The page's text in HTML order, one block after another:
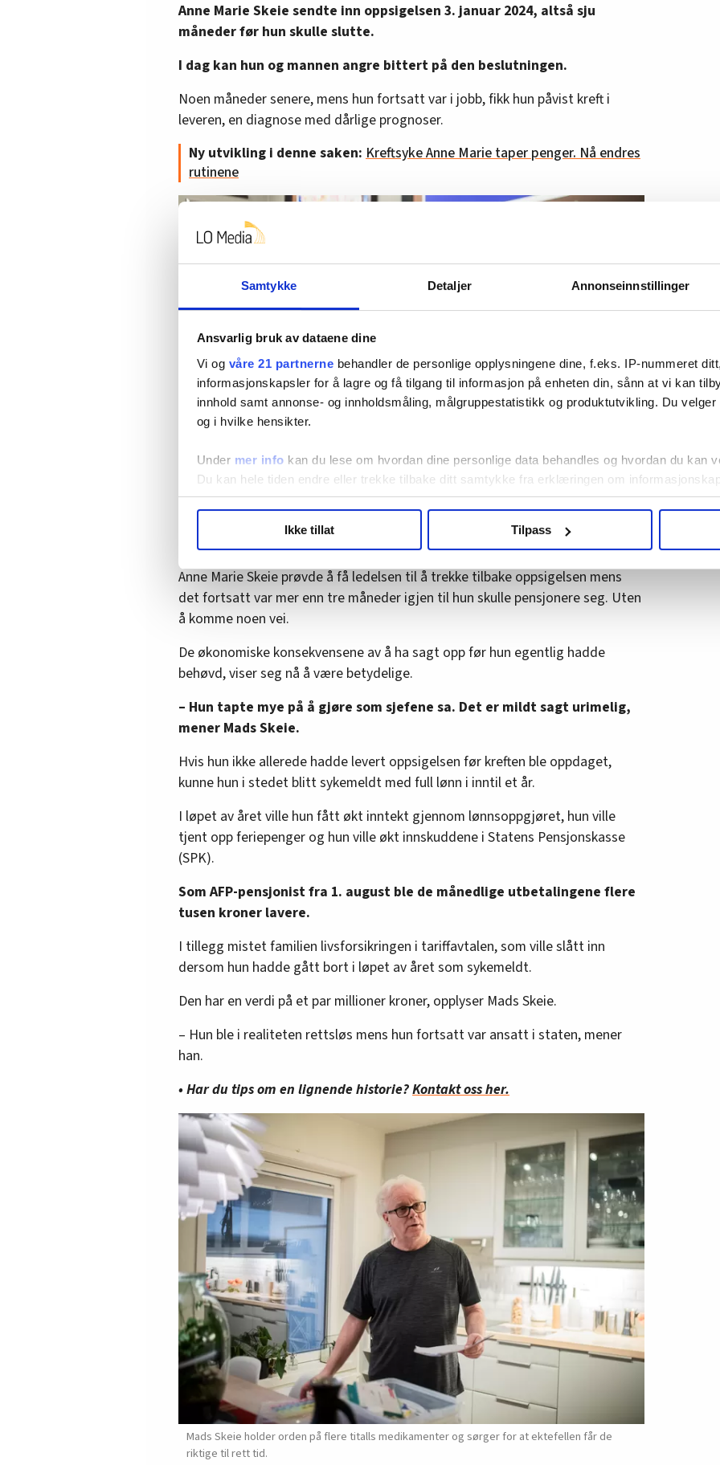
Samtykke Detaljer Annonseinnstillinger
Ansvarlig bruk av dataene dine
Vi og våre 21 partnerne behandler de personlige opplysningene dine, f.eks. IP-nummeret
informasjonskapsler for å lagre og få tilgang til informasjon på enheten din, sånn at vi kan
innhold samt annonse- og innholdsmåling, målgruppestatistikk og produktutvikling. Du
og i hvilke hensikter.
Under mer info kan du lese om hvordan dine personlige data behandles og hvordan du kan
Du kan hele tiden endre eller trekke tilbake ditt samtykke fra erklæringen om
hvordan våre nettsider blir brukt slik at vi tilby relevant innhold, tilpassede annonser og
annonsering. Disse er angitt i oversikten lengre ned på denne siden.
Ikke tillat Tilpass
Anne Marie Skeie sendte inn oppsigelsen 3. januar 2024, altså sju
måneder før hun skulle slutte.
I dag kan hun og mannen angre bittert på den beslutningen.
Noen måneder senere, mens hun fortsatt var i jobb, fikk hun påvist kreft i
leveren, en diagnose med dårlige prognoser.
Ny utvikling i denne saken: Kreftsyke Anne Marie taper penger. Nå endres
rutinene
Anne Marie Schau Skeie er skuffet over hvordan den tidligere arbeidsplassen har behandlet
henne etter at hun fikk den alvorlige kreftdiagnosen.
Kjersti Binh Hegna
Tapte penger på å gjøre som de sa
Anne Marie Skeie prøvde å få ledelsen til å trekke tilbake oppsigelsen mens
det fortsatt var mer enn tre måneder igjen til hun skulle pensjonere seg. Uten
å komme noen vei.
De økonomiske konsekvensene av å ha sagt opp før hun egentlig hadde
behøvd, viser seg nå å være betydelige.
– Hun tapte mye på å gjøre som sjefene sa. Det er mildt sagt urimelig,
mener Mads Skeie.
Hvis hun ikke allerede hadde levert oppsigelsen før kreften ble oppdaget,
kunne hun i stedet blitt sykemeldt med full lønn i inntil et år.
I løpet av året ville hun fått økt inntekt gjennom lønnsoppgjøret, hun ville
tjent opp feriepenger og hun ville økt innskuddene i Statens Pensjonskasse
(SPK).
Som AFP-pensjonist fra 1. august ble de månedlige utbetalingene flere
tusen kroner lavere.
I tillegg mistet familien livsforsikringen i tariffavtalen, som ville slått inn
dersom hun hadde gått bort i løpet av året som sykemeldt.
Den har en verdi på et par millioner kroner, opplyser Mads Skeie.
– Hun ble i realiteten rettsløs mens hun fortsatt var ansatt i staten, mener
han.
• Har du tips om en lignende historie?Kontakt oss her.
Mads Skeie holder orden på flere titalls medikamenter og sørger for at ektefellen får de
riktige til rett tid.